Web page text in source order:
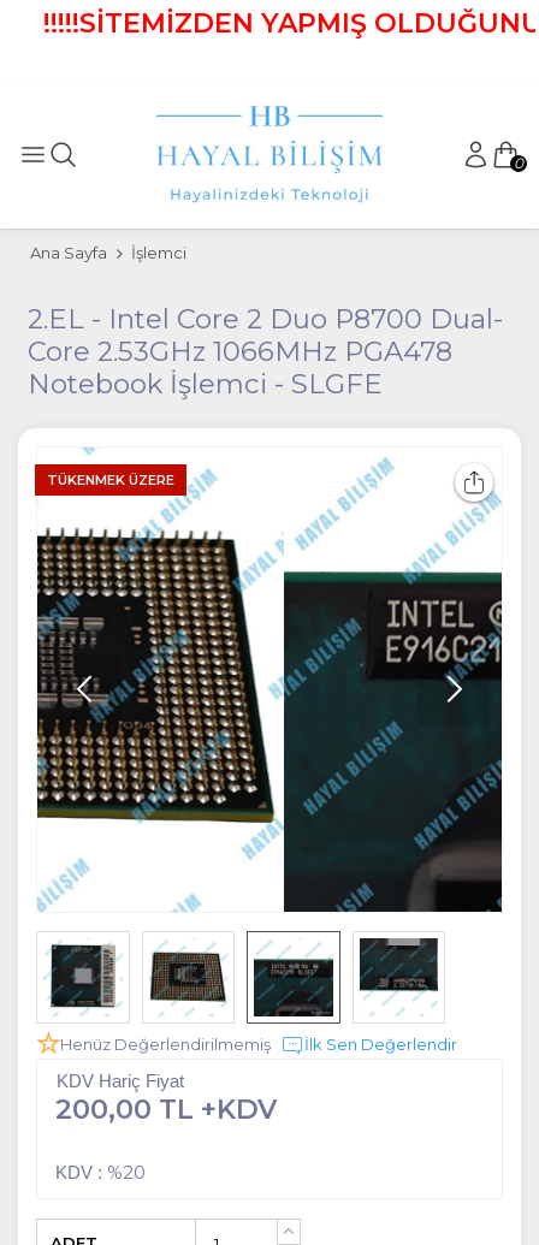
!!!!!SİTEMİZDEN YAPMIŞ
0
Ana Sayfa İşlemci
2.EL - Intel Core 2 Duo P8700 Dual-
Core 2.53GHz 1066MHz PGA478
Notebook İşlemci - SLGFE
TÜKENMEK ÜZERE
Henüz Değerlendirilmemiş İlk Sen Değerlendir
KDV Hariç Fiyat
200,00 TL +KDV
KDV : %20